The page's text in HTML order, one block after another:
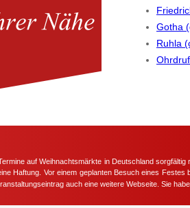
Gotha
Ruhla
auf Weihnachtsmärkte in Deutschland
Haftung. Vor einem geplanten Besuch eines
auch eine weitere Webseite. Sie